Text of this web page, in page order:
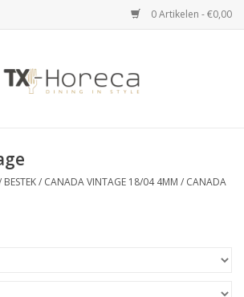
0 Artikelen - €0,00
BESTEK/ CANADA VINTAGE 18/04 4MM / CANADA